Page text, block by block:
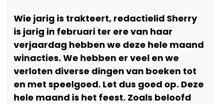
Wie jarig is trakteert, redactielid Sherry
is jarig in februari ter ere van haar
verjaardag hebben we deze hele maand
winacties. We hebben er veel en we
verloten diverse dingen van boeken tot
en met speelgoed. Let dus goed op. Deze
hele maand is het feest. Zoals beloofd